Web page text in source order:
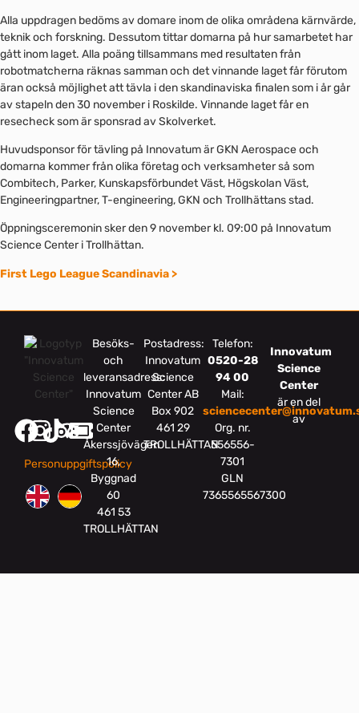
Alla uppdragen bedöms av domare inom de olika områdena kärnvärde,
teknik och forskning. Dessutom tittar domarna på hur samarbetet har
gått inom laget. Alla poäng tillsammans med resultaten från
robotmatcherna räknas samman och det vinnande laget får förutom
äran också möjlighet att tävla i den skandinaviska finalen som i år går
av stapeln den 30 november i Roskilde. Vinnande laget får en
resecheck som är sponsrad av Skolverket.
Huvudsponsor för tävling på Innovatum är GKN Aerospace och
domarna kommer från olika företag och verksamheter så som
Combitech, Parker, Kunskapsförbundet Väst, Högskolan Väst,
Engineeringpartner, T-engineering, GKN och Trollhättans stad.
Öppningsceremonin sker den 9 november kl. 09:00 på Innovatum
Science Center i Trollhättan.
First Lego League Scandinavia >
Personuppgiftspolicy
Besöks-
och
leveransadress:
Innovatum
Science
Center
Åkerssjövägen
16,
Byggnad
60
461 53
TROLLHÄTTAN
Postadress:
Innovatum
Science
Center AB
Box 902
461 29
TROLLHÄTTAN
Telefon:
0520-28
94 00
Mail:
Org. nr.
556556-
7301
GLN
7365565567300
Innovatum
Science
Center
är en del
av